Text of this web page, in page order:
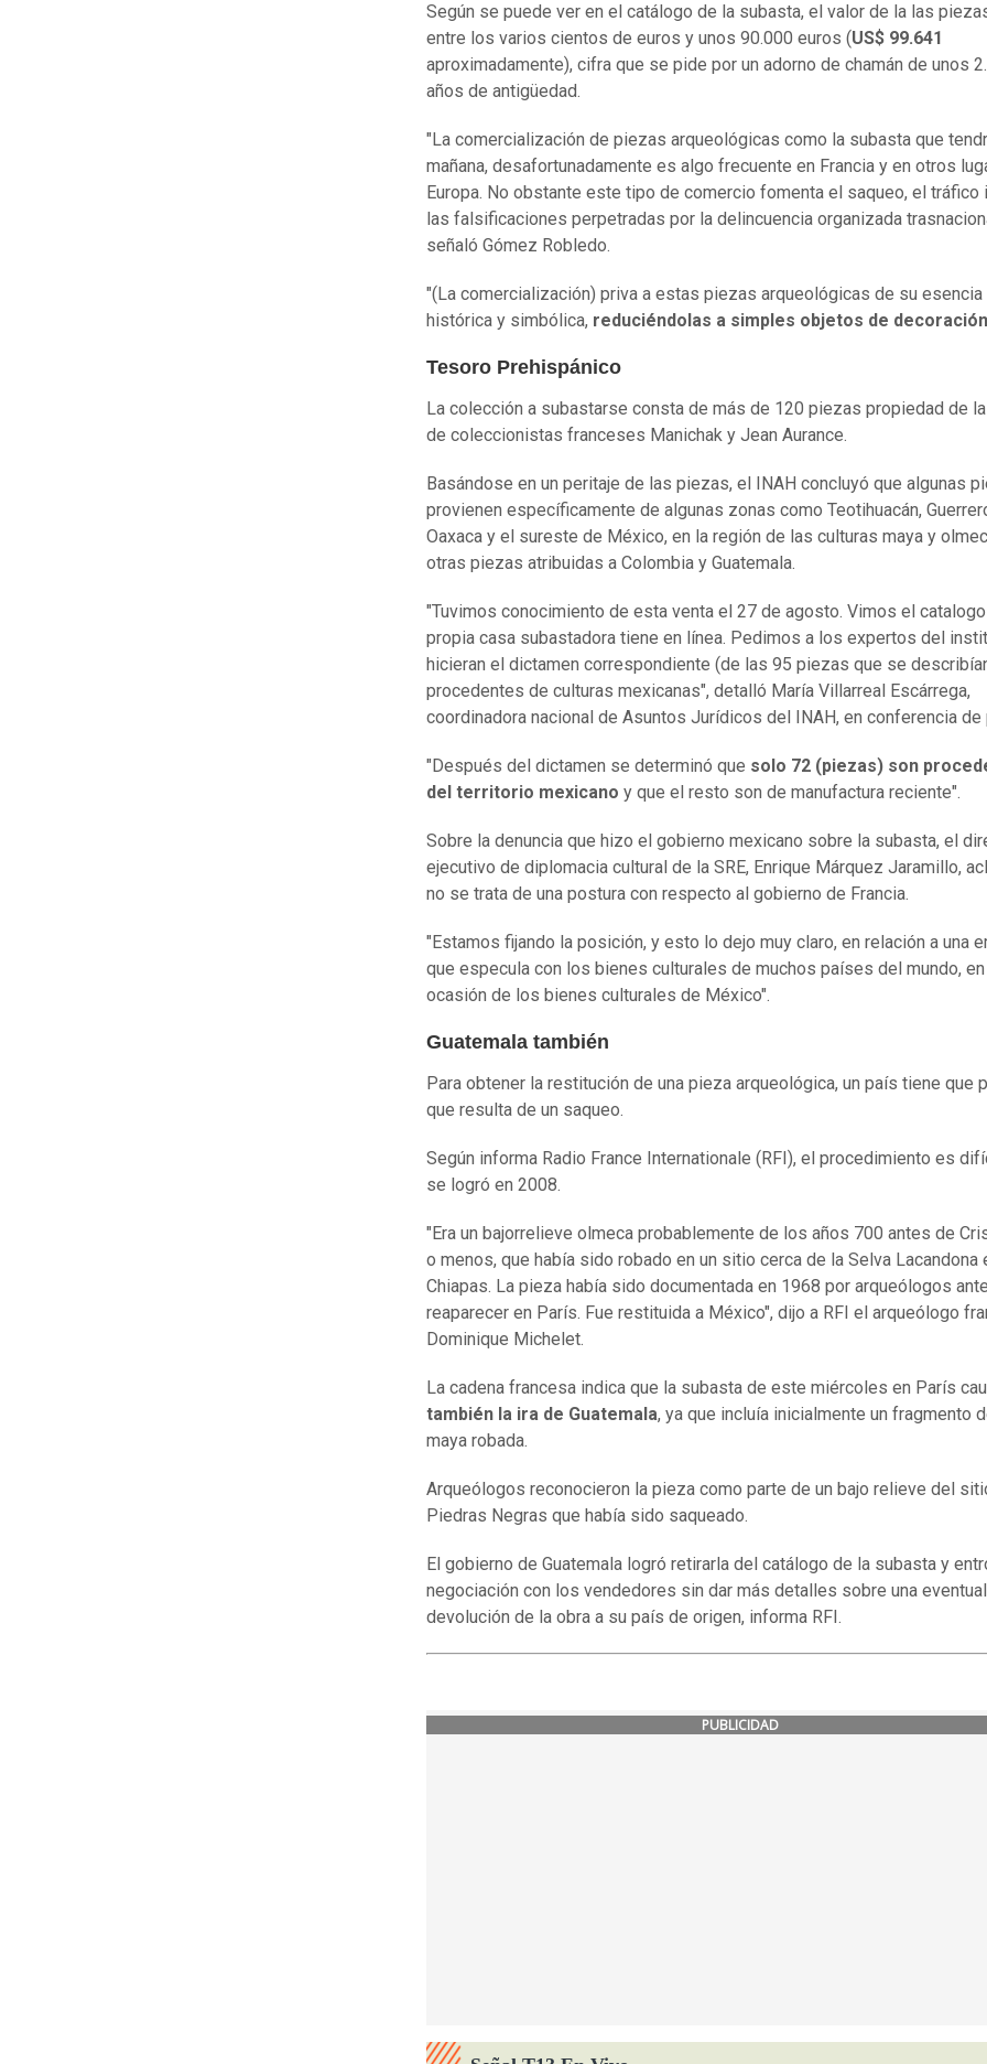
Según se puede ver en el catálogo de la subasta, el valor de la las
entre los varios cientos de euros y unos 90.000 euros (US$ 99.641
aproximadamente), cifra que se pide por un adorno de chamán de unos
años de antigüedad.
"La comercialización de piezas arqueológicas como la subasta que
mañana, desafortunadamente es algo frecuente en Francia y en otros
Europa. No obstante este tipo de comercio fomenta el saqueo, el tráfico
las falsificaciones perpetradas por la delincuencia organizada
señaló Gómez Robledo.
"(La comercialización) priva a estas piezas arqueológicas de su esencia
histórica y simbólica, reduciéndolas a simples objetos de decoración
Tesoro Prehispánico
La colección a subastarse consta de más de 120 piezas propiedad de
de coleccionistas franceses Manichak y Jean Aurance.
Basándose en un peritaje de las piezas, el INAH concluyó que algunas
provienen específicamente de algunas zonas como Teotihuacán,
Oaxaca y el sureste de México, en la región de las culturas maya y
otras piezas atribuidas a Colombia y Guatemala.
"Tuvimos conocimiento de esta venta el 27 de agosto. Vimos el
propia casa subastadora tiene en línea. Pedimos a los expertos del
hicieran el dictamen correspondiente (de las 95 piezas que se
procedentes de culturas mexicanas", detalló María Villarreal Escárrega,
coordinadora nacional de Asuntos Jurídicos del INAH, en conferencia de
"Después del dictamen se determinó que solo 72 (piezas) son
del territorio mexicano y que el resto son de manufactura reciente".
Sobre la denuncia que hizo el gobierno mexicano sobre la subasta, el
ejecutivo de diplomacia cultural de la SRE, Enrique Márquez Jaramillo,
no se trata de una postura con respecto al gobierno de Francia.
"Estamos fijando la posición, y esto lo dejo muy claro, en relación a una
que especula con los bienes culturales de muchos países del mundo,
ocasión de los bienes culturales de México".
Guatemala también
Para obtener la restitución de una pieza arqueológica, un país tiene que
que resulta de un saqueo.
Según informa Radio France Internationale (RFI), el procedimiento es
se logró en 2008.
"Era un bajorrelieve olmeca probablemente de los años 700 antes de
o menos, que había sido robado en un sitio cerca de la Selva Lacandona
Chiapas. La pieza había sido documentada en 1968 por arqueólogos
reaparecer en París. Fue restituida a México", dijo a RFI el arqueólogo
Dominique Michelet.
La cadena francesa indica que la subasta de este miércoles en París
también la ira de Guatemala, ya que incluía inicialmente un fragmento
maya robada.
Arqueólogos reconocieron la pieza como parte de un bajo relieve del
Piedras Negras que había sido saqueado.
El gobierno de Guatemala logró retirarla del catálogo de la subasta y
negociación con los vendedores sin dar más detalles sobre una eventual
devolución de la obra a su país de origen, informa RFI.
PUBLICIDAD